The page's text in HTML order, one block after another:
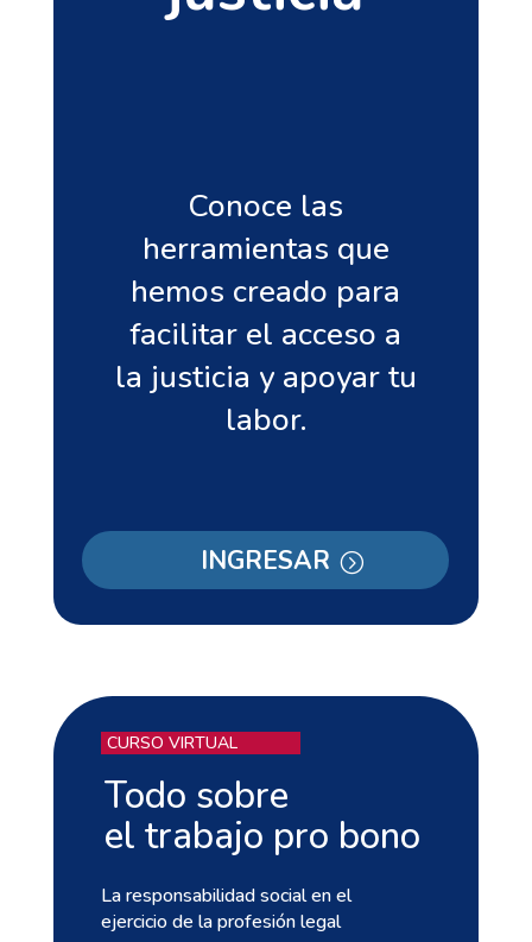
Conoce las
herramientas que
hemos creado para
facilitar el acceso a
la justicia y apoyar tu
labor.
INGRESAR
CURSO VIRTUAL
Todo sobre
el trabajo pro bono
La responsabilidad social en el
ejercicio de la profesión legal